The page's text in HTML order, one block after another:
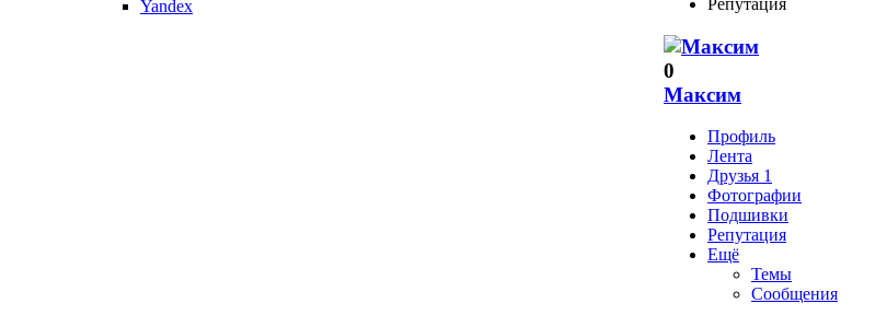
Репутация
0
Максим
Профиль
Лента
Друзья 1
Фотографии
Подшивки
Репутация
Ещё
Темы
Сообщения
Yandex